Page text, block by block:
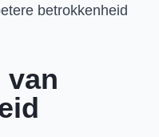
betrokkenheid
van